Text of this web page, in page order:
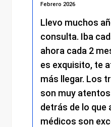
Febrero 2026
Llevo muchos
consulta. Iba
ahora cada 2
es exquisito, te
más llegar. Los
son muy
detrás de lo que
médicos son